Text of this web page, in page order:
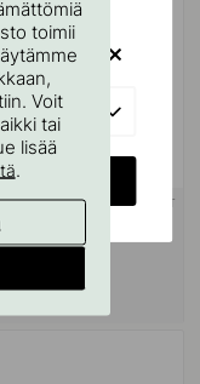
+ VÄRIT
Match - Mattamusta
toimii
Voit
tai
lisää
.